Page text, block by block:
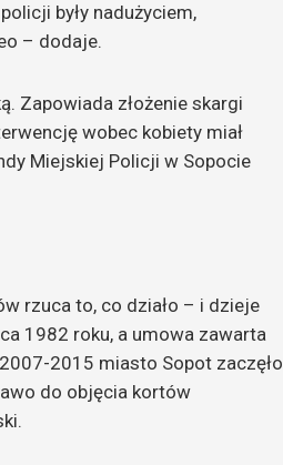
były nadużyciem,
– dodaje.
Zapowiada złożenie skargi
wobec kobiety miał
Miejskiej Policji w Sopocie
rzuca to, co działo – i dzieje
1982 roku, a umowa zawarta
2015 miasto Sopot zaczęło
do objęcia kortów